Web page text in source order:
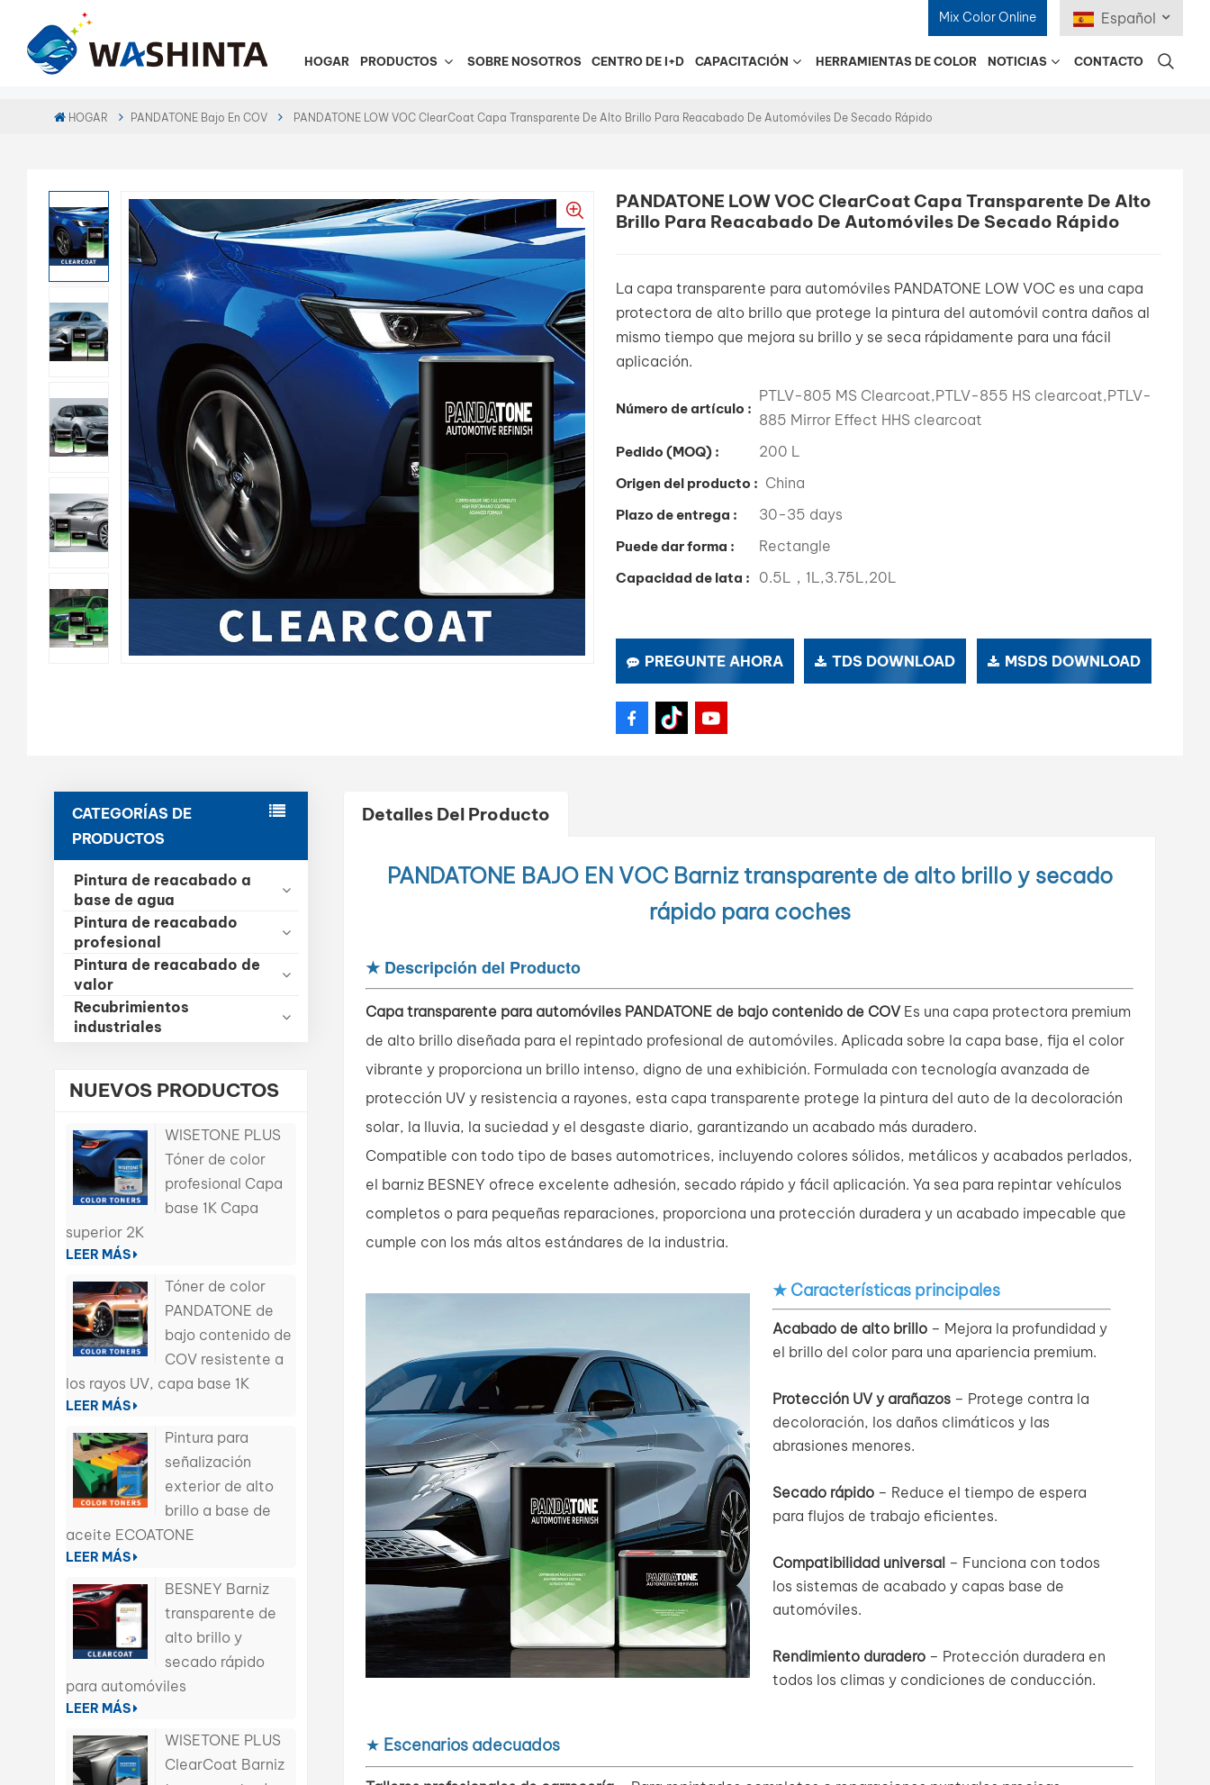
Mix Color Online Español
Русский
Português
日本語
HOGAR PRODUCTOS SOBRE NOSOTROS CENTRO DE I+D CAPACITACIÓN HERRAMIENTAS DE COLOR NOTICIAS CONTACTO
HOGAR PANDATONE Bajo En COV PANDATONE LOW VOC ClearCoat Capa Transparente De Alto Brillo Para Reacabado De Automóviles De Secado Rápido
PANDATONE LOW VOC ClearCoat Capa Transparente De Alto
Brillo Para Reacabado De Automóviles De Secado Rápido
La capa transparente para automóviles PANDATONE LOW VOC es una capa
protectora de alto brillo que protege la pintura del automóvil contra daños al
mismo tiempo que mejora su brillo y se seca rápidamente para una fácil
aplicación.
Número de artículo :
PTLV-805 MS Clearcoat,PTLV-855 HS clearcoat,PTLV-
885 Mirror Effect HHS clearcoat
Pedido (MOQ) : 200 L
Origen del producto : China
Plazo de entrega : 30-35 days
Puede dar forma : Rectangle
Capacidad de lata : 0.5L，1L,3.75L,20L
PREGUNTE AHORA TDS DOWNLOAD MSDS DOWNLOAD
CATEGORÍAS DE
PRODUCTOS
Pintura de reacabado a
base de agua
Pintura de reacabado
profesional
Pintura de reacabado de
valor
Recubrimientos
industriales
NUEVOS PRODUCTOS
WISETONE PLUS
Tóner de color
profesional Capa
base 1K Capa
superior 2K
LEER MÁS
Tóner de color
PANDATONE de
bajo contenido de
COV resistente a
los rayos UV, capa base 1K
LEER MÁS
Pintura para
señalización
exterior de alto
brillo a base de
aceite ECOATONE
LEER MÁS
BESNEY Barniz
transparente de
alto brillo y
secado rápido
para automóviles
LEER MÁS
WISETONE PLUS
ClearCoat Barniz
Detalles Del Producto
PANDATONE BAJO EN VOCBarniz transparente de alto brillo y secado
rápido para coches
★ Descripción del Producto
Capa transparente para automóviles PANDATONE de bajo contenido de COVEs una capa protectora premium
de alto brillo diseñada para el repintado profesional de automóviles. Aplicada sobre la capa base, fija el color
vibrante y proporciona un brillo intenso, digno de una exhibición. Formulada con tecnología avanzada de
protección UV y resistencia a rayones, esta capa transparente protege la pintura del auto de la decoloración
solar, la lluvia, la suciedad y el desgaste diario, garantizando un acabado más duradero.
Compatible con todo tipo de bases automotrices, incluyendo colores sólidos, metálicos y acabados perlados,
el barniz BESNEY ofrece excelente adhesión, secado rápido y fácil aplicación. Ya sea para repintar vehículos
completos o para pequeñas reparaciones, proporciona una protección duradera y un acabado impecable que
cumple con los más altos estándares de la industria.
★ Características principales
Acabado de alto brillo– Mejora la profundidad y
el brillo del color para una apariencia premium.
Protección UV y arañazos– Protege contra la
decoloración, los daños climáticos y las
abrasiones menores.
Secado rápido– Reduce el tiempo de espera
para flujos de trabajo eficientes.
Compatibilidad universal – Funciona con todos
los sistemas de acabado y capas base de
automóviles.
Rendimiento duradero– Protección duradera en
todos los climas y condiciones de conducción.
★ Escenarios adecuados